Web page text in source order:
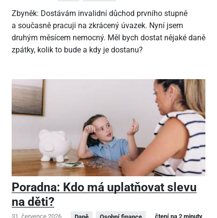
Zbyněk: Dostávám invalidní důchod prvního stupně
a současně pracuji na zkrácený úvazek. Nyní jsem
druhým měsícem nemocný. Měl bych dostat nějaké daně
zpátky, kolik to bude a kdy je dostanu?
Poradna: Kdo má uplatňovat slevu
na děti?
31. července 2026 čtení na 2 minuty